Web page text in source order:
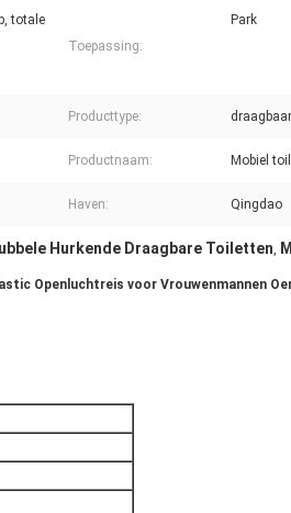
totale
Toepassing:
Park
Producttype:
Productnaam: Mobiel
Haven: Qingdao
Hurkende Draagbare Toiletten,
Openluchtreis voor Vrouwenmannen